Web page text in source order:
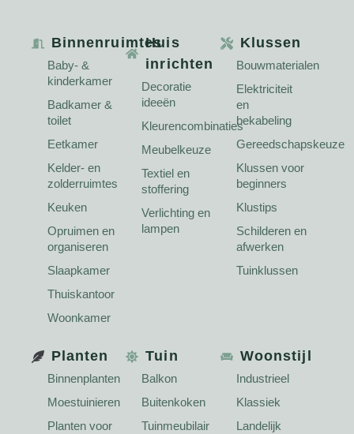
Binnenruimtes
Baby- &
kinderkamer
Badkamer &
toilet
Eetkamer
Kelder- en
zolderruimtes
Keuken
Opruimen en
organiseren
Slaapkamer
Thuiskantoor
Woonkamer
Huis
inrichten
Decoratie
ideeën
Kleurencombinaties
Meubelkeuze
Textiel en
stoffering
Verlichting en
lampen
Klussen
Bouwmaterialen
Elektriciteit
en
bekabeling
Gereedschapskeuze
Klussen voor
beginners
Klustips
Schilderen en
afwerken
Tuinklussen
Planten
Binnenplanten
Moestuinieren
Planten voor
Tuin
Balkon
Buitenkoken
Tuinmeubilair
Woonstijl
Industrieel
Klassiek
Landelijk